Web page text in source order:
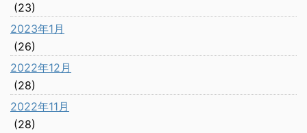
(23)
2023年1月
(26)
2022年12月
(28)
2022年11月
(28)